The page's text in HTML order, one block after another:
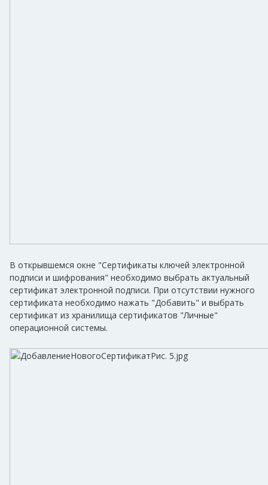
В открывшемся окне "Сертификаты ключей электронной
подписи и шифрования" необходимо выбрать актуальный
сертификат электронной подписи. При отсутствии нужного
сертификата необходимо нажать "Добавить" и выбрать
сертификат из хранилища сертификатов "Личные"
операционной системы.